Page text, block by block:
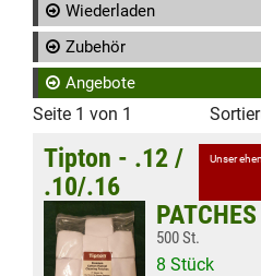
Wiederladen
Zubehör
Angebote
Seite 1 von 1
Unser
Tipton - .12 /
.10/.16
PATCHES
500 St.
8 Stück